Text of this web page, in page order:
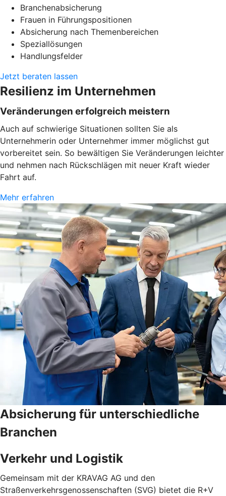
Branchenabsicherung
Frauen in Führungspositionen
Absicherung nach Themenbereichen
Speziallösungen
Handlungsfelder
Jetzt beraten lassen
Resilienz im Unternehmen
Veränderungen erfolgreich meistern
Auch auf schwierige Situationen sollten Sie als
Unternehmerin oder Unternehmer immer möglichst gut
vorbereitet sein. So bewältigen Sie Veränderungen leichter
und nehmen nach Rückschlägen mit neuer Kraft wieder
Fahrt auf.
Mehr erfahren
Absicherung für unterschiedliche
Branchen
Verkehr und Logistik
Gemeinsam mit der KRAVAG AG und den
Straßenverkehrsgenossenschaften (SVG) bietet die R+V